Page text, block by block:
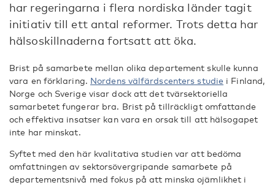
har regeringarna i flera nordiska länder tagit
initiativ till ett antal reformer. Trots detta har
hälsoskillnaderna fortsatt att öka.
Brist på samarbete mellan olika departement skulle kunna
vara en förklaring. Nordens välfärdscenters studie i Finland,
Norge och Sverige visar dock att det tvärsektoriella
samarbetet fungerar bra. Brist på tillräckligt omfattande
och effektiva insatser kan vara en orsak till att hälsogapet
inte har minskat.
Syftet med den här kvalitativa studien var att bedöma
omfattningen av sektorsövergripande samarbete på
departementsnivå med fokus på att minska ojämlikhet i